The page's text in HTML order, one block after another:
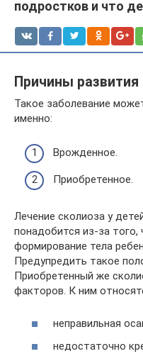
подростков и что
Причины развития
Такое заболевание
именно:
Врожденное.
Приобретенное.
Лечение сколиоза у
понадобится из-за
формирование тела
Предупредить такое
Приобретенный же
факторов. К ним
неправильная
недостаточно